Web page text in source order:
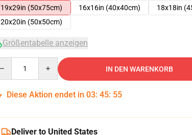
19x29in (50x75cm)
16x16in (40x40cm)
18x18in
20x20in (50x50cm)
Größentabelle anzeigen
IN DEN WARENKORB
Diese Aktion endet in 03: 45: 54
Deliver to United States